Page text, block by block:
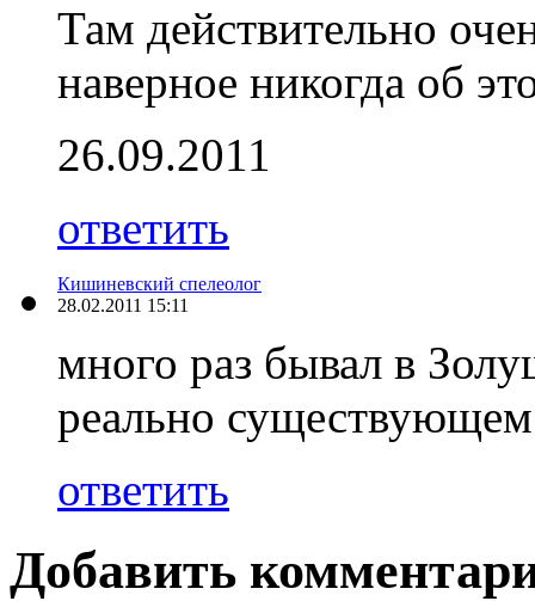
Там действительно
наверное никогда об
26.09.2011
ответить
Кишиневский спелеолог
28.02.2011 15:11
много раз бывал в
реально
ответить
Добавить